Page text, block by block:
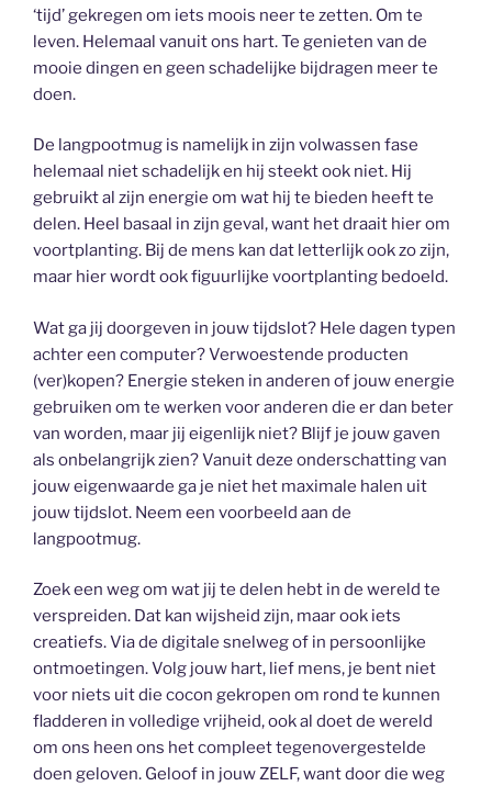
‘tijd’ gekregen om iets moois neer te zetten. Om te
leven. Helemaal vanuit ons hart. Te genieten van de
mooie dingen en geen schadelijke bijdragen meer te
doen.
De langpootmug is namelijk in zijn volwassen fase
helemaal niet schadelijk en hij steekt ook niet. Hij
gebruikt al zijn energie om wat hij te bieden heeft te
delen. Heel basaal in zijn geval, want het draait hier om
voortplanting. Bij de mens kan dat letterlijk ook zo zijn,
maar hier wordt ook figuurlijke voortplanting bedoeld.
Wat ga jij doorgeven in jouw tijdslot? Hele dagen typen
achter een computer? Verwoestende producten
(ver)kopen? Energie steken in anderen of jouw energie
gebruiken om te werken voor anderen die er dan beter
van worden, maar jij eigenlijk niet? Blijf je jouw gaven
als onbelangrijk zien? Vanuit deze onderschatting van
jouw eigenwaarde ga je niet het maximale halen uit
jouw tijdslot. Neem een voorbeeld aan de
langpootmug.
Zoek een weg om wat jij te delen hebt in de wereld te
verspreiden. Dat kan wijsheid zijn, maar ook iets
creatiefs. Via de digitale snelweg of in persoonlijke
ontmoetingen. Volg jouw hart, lief mens, je bent niet
voor niets uit die cocon gekropen om rond te kunnen
fladderen in volledige vrijheid, ook al doet de wereld
om ons heen ons het compleet tegenovergestelde
doen geloven. Geloof in jouw ZELF, want door die weg